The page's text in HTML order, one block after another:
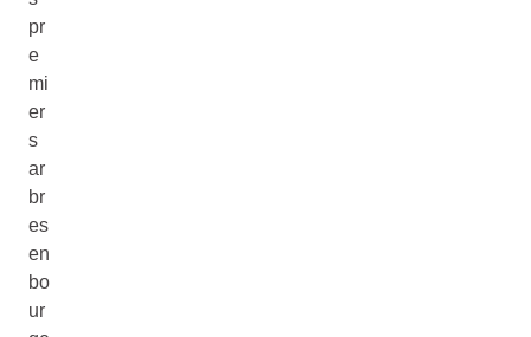
pr
e
mi
er
s
ar
br
es
en
bo
ur